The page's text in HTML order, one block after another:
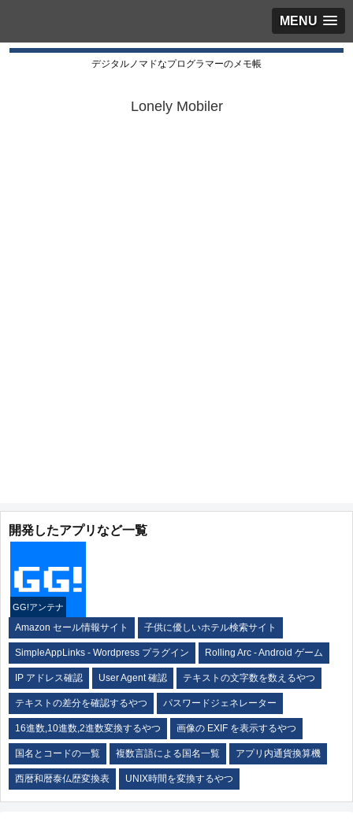
MENU
デジタルノマドなプログラマーのメモ帳
Lonely Mobiler
開発したアプリなど一覧
GG!アンテナ
Amazon セール情報サイト 子供に優しいホテル検索サイト
SimpleAppLinks - Wordpress プラグイン Rolling Arc - Android ゲーム
IP アドレス確認 User Agent 確認 テキストの文字数を数えるやつ
テキストの差分を確認するやつ パスワードジェネレーター
16進数,10進数,2進数変換するやつ 画像の EXIF を表示するやつ
国名とコードの一覧 複数言語による国名一覧 アプリ内通貨換算機
西暦和暦泰仏歴変換表 UNIX時間を変換するやつ